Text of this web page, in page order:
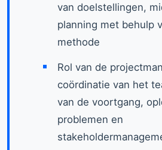
van doelstellingen,
planning met behulp
methode
Rol van de
coördinatie van het
van de voortgang,
problemen en